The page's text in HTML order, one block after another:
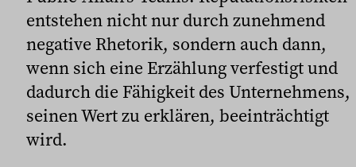
entstehen nicht nur durch zunehmend
negative Rhetorik, sondern auch dann,
wenn sich eine Erzählung verfestigt und
dadurch die Fähigkeit des Unternehmens,
seinen Wert zu erklären, beeinträchtigt
wird.